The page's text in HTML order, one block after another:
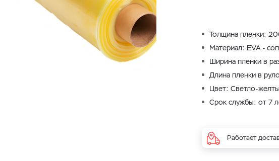
Толщина пленки:
Материал: EVA -
Ширина пленки в
Длина пленки в
Цвет: Светло-
Срок службы: от 7
Работает